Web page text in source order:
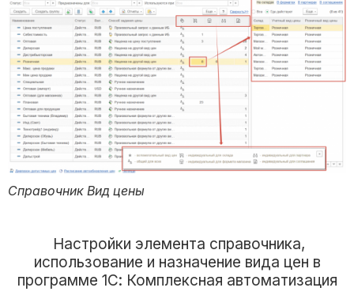
Справочник Вид цены
Настройки элемента справочника,
использование и назначение вида цен в
программе 1С: Комплексная автоматизация